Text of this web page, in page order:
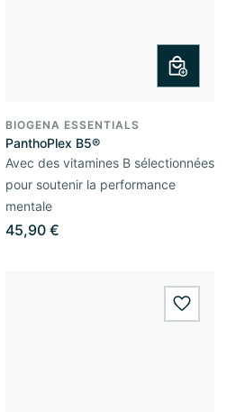
BIOGENA ESSENTIALS
PanthoPlex B5®
Avec des vitamines B sélectionnées
pour soutenir la performance
mentale
45,90 €